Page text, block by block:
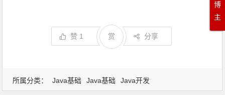
赞 1 分享
赏
所属分类： Java基础 Java基础 Java开发
博
主